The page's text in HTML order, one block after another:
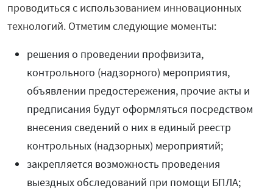
проводиться с использованием инновационных
технологий. Отметим следующие моменты:
решения о проведении профвизита,
контрольного (надзорного) мероприятия,
объявлении предостережения, прочие акты и
предписания будут оформляться посредством
внесения сведений о них в единый реестр
контрольных (надзорных) мероприятий;
закрепляется возможность проведения
выездных обследований при помощи БПЛА;